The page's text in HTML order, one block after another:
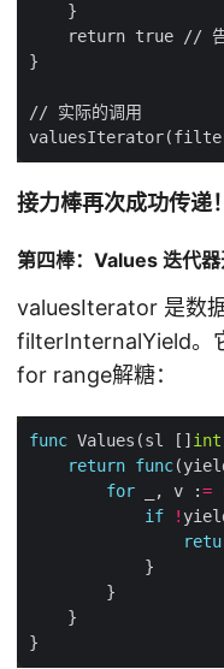
接力棒再次成功传递！
第四棒：Values 迭代
valuesIterator 是数
filterInternalYield。
for range解糖：
func Values(sl [] int
return func
for _, v :=
if
!